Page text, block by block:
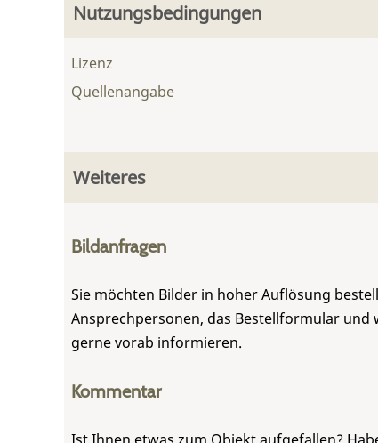
Nutzungsbedingungen
Lizenz
Quellenangabe
Weiteres
Bildanfragen
Sie möchten Bilder in hoher Auflösung
Ansprechpersonen, das Bestellformular
gerne vorab informieren.
Kommentar